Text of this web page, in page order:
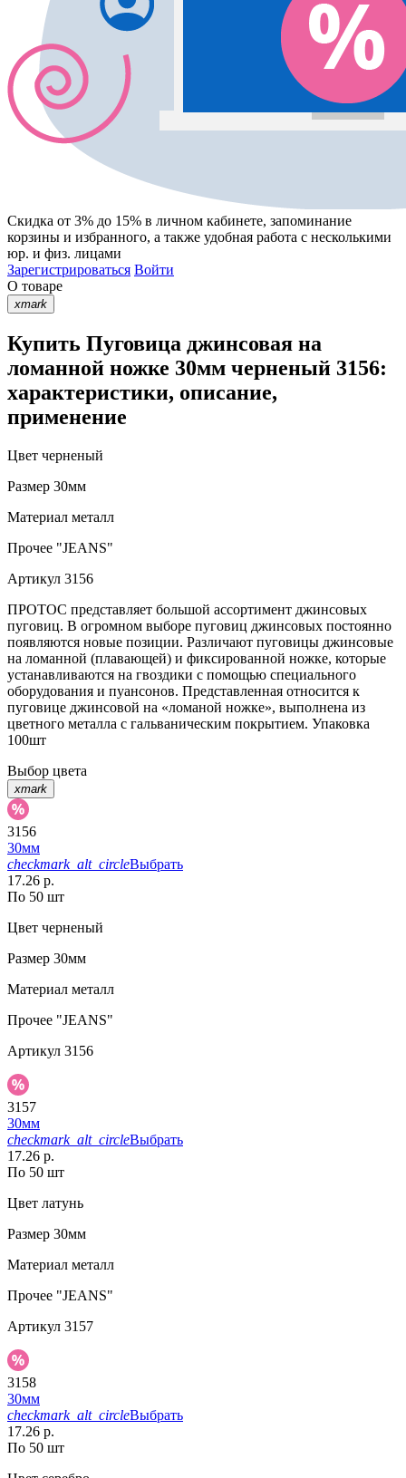
Скидка от 3% до 15% в личном кабинете, запоминание
корзины и избранного, а также удобная работа с несколькими
юр. и физ. лицами
Зарегистрироваться Войти
О товаре
xmark
Купить Пуговица джинсовая на
ломанной ножке 30мм черненый 3156:
характеристики, описание,
применение
Цвет черненый
Размер 30мм
Материал металл
Прочее "JEANS"
Артикул 3156
ПРОТОС представляет большой ассортимент джинсовых
пуговиц. В огромном выборе пуговиц джинсовых постоянно
появляются новые позиции. Различают пуговицы джинсовые
на ломанной (плавающей) и фиксированной ножке, которые
устанавливаются на гвоздики с помощью специального
оборудования и пуансонов. Представленная относится к
пуговице джинсовой на «ломаной ножке», выполнена из
цветного металла с гальваническим покрытием. Упаковка
100шт
Выбор цвета
xmark
3156
30мм
checkmark_alt_circleВыбрать
17.26 р.
По 50 шт
Цвет черненый
Размер 30мм
Материал металл
Прочее "JEANS"
Артикул 3156
3157
30мм
checkmark_alt_circleВыбрать
17.26 р.
По 50 шт
Цвет латунь
Размер 30мм
Материал металл
Прочее "JEANS"
Артикул 3157
3158
30мм
checkmark_alt_circleВыбрать
17.26 р.
По 50 шт